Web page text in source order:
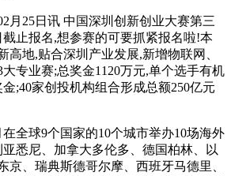
月25日讯 中国深圳创新创业大赛第三
截止报名,想参赛的可要抓紧报名啦!本
高地,贴合深圳产业发展,新增物联网、
专业赛;总奖金1120万元,单个选手有机
;40家创投机构组合形成总额250亿元
全球9个国家的10个城市举办10场海外
悉尼、加拿大多伦多、德国柏林、以
京、瑞典斯德哥尔摩、西班牙马德里、